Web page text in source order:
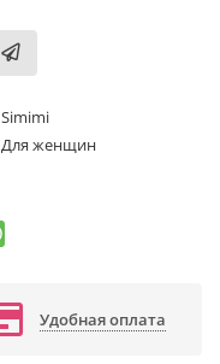
Simimi
Для женщин
Удобная оплата